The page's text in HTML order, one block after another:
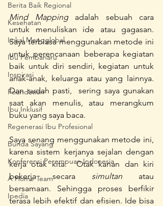
Berita Baik Regional
Kesehatan
Lokal Mengglobal
Ibu Pembaharu
Inspirasi
Foundation
Ibu Inklusif
Regenerasi Ibu Profesional
Bunda Sayang
Konferensi Perempuan Indonesia
A Home Team
Ipedia
Mind Mapping adalah sebuah cara
untuk menuliskan ide atau gagasan.
Saya terbiasa menggunakan metode ini
untuk perencanaan beberapa kegiatan
baik untuk diri sendiri, kegiatan untuk
anak-anak, keluarga atau yang lainnya.
Dan sudah pasti,  sering saya gunakan
saat akan menulis, atau merangkum
buku yang saya baca.
Saya senang menggunakan metode ini,
karena sistem kerjanya sejalan dengan
kerja otak kita.  Otak kanan dan kiri
bekerja secara simultan atau
bersamaan. Sehingga proses berfikir
terasa lebih efektif dan efisien. Ide bisa